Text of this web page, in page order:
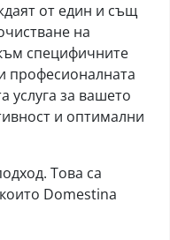
от един и същ
на
специфичните
професионалната
услуга за вашето
и оптимални
Това са
Domestina